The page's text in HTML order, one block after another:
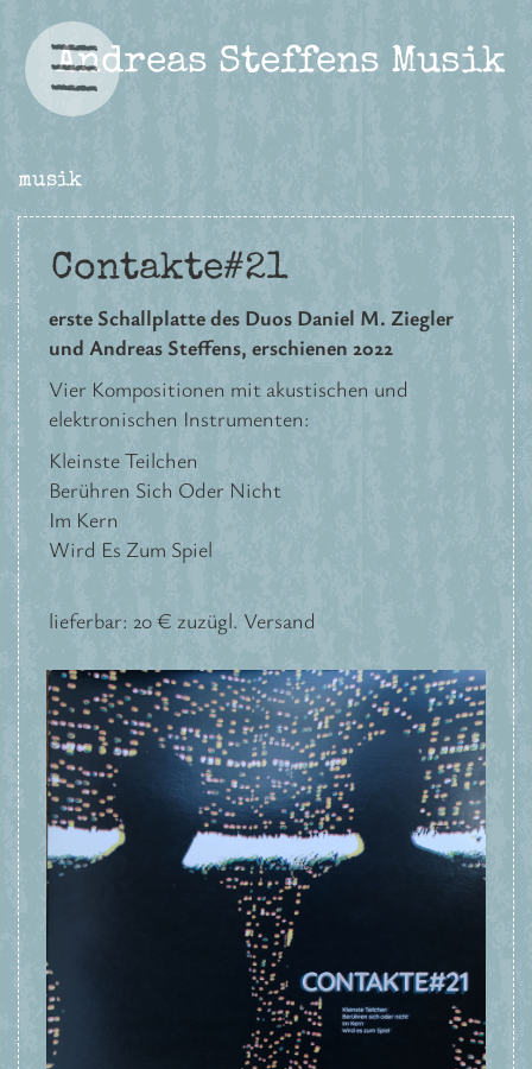
Andreas Steffens Musik
musik
Contakte#21
erste Schallplatte des Duos Daniel M. Ziegler
und Andreas Steffens, erschienen 2022
Vier Kompositionen mit akustischen und
elektronischen Instrumenten:
Kleinste Teilchen
Berühren Sich Oder Nicht
Im Kern
Wird Es Zum Spiel
lieferbar: 20 € zuzügl. Versand